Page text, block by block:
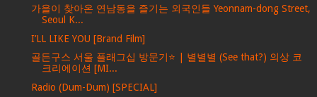
가을이 찾아온 연남동을 즐기는 외국인들 Yeonnam-dong Street,
Seoul K...
I’LL LIKE YOU [Brand Film]
골든구스 서울 플래그십 방문기⭐️ | 별별별 (See that?) 의상 코
크리에이션 [MI...
Radio (Dum-Dum) [SPECIAL]